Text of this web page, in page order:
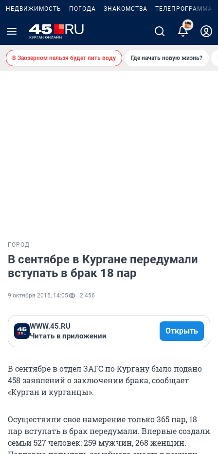
НЕДВИЖИМОСТЬ ПОГОДА ЗНАКОМСТВА ТЕЛЕПРОГРАММА
2
В Заозерном нельзя будет пить воду Где начать новую жизнь?
ГОРОД
В сентябре в Кургане передумали
вступать в брак 18 пар
9 октября 2015, 14:05 2 456
WWW.45.RU
Читать в приложении
Открыть
В сентябре в отдел ЗАГС по Кургану было подано
458 заявлений о заключении брака, сообщает
«Курган и курганцы».
Осуществили свое намерение только 365 пар, 18
пар вступать в брак передумали. Впервые создали
семьи 527 человек: 259 мужчин, 268 женщин.